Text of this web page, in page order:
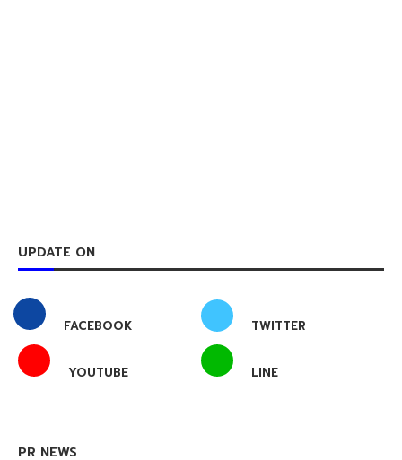
UPDATE ON
FACEBOOK TWITTER
YOUTUBE LINE
PR NEWS